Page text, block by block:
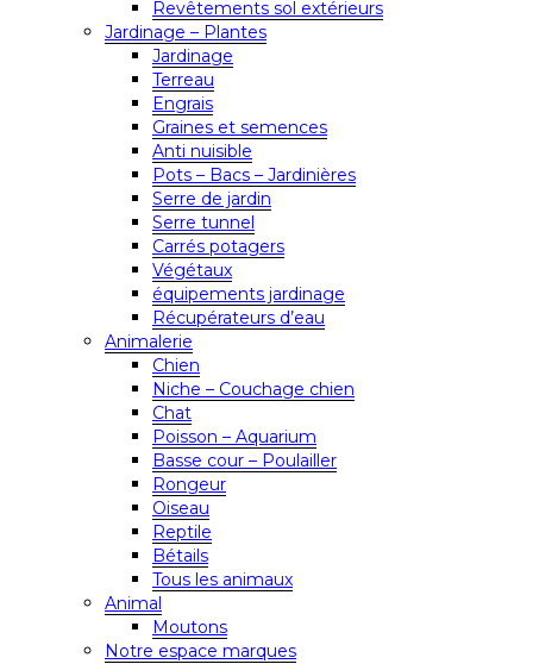
Revêtements sol extérieurs
Jardinage – Plantes
Jardinage
Terreau
Engrais
Graines et semences
Anti nuisible
Pots – Bacs – Jardinières
Serre de jardin
Serre tunnel
Carrés potagers
Végétaux
équipements jardinage
Récupérateurs d’eau
Animalerie
Chien
Niche – Couchage chien
Chat
Poisson – Aquarium
Basse cour – Poulailler
Rongeur
Oiseau
Reptile
Bétails
Tous les animaux
Animal
Moutons
Notre espace marques